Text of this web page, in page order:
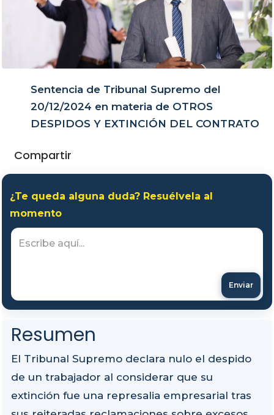
Sentencia de Tribunal Supremo del
20/12/2024 en materia de OTROS
DESPIDOS Y EXTINCIÓN DEL CONTRATO
Compartir
¿Te queda alguna duda? Resuélvela al
momento
Enviar
Resumen
El Tribunal Supremo declara nulo el despido
de un trabajador al considerar que su
extinción fue una represalia empresarial tras